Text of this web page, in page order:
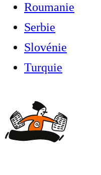
Roumanie
Serbie
Slovénie
Turquie